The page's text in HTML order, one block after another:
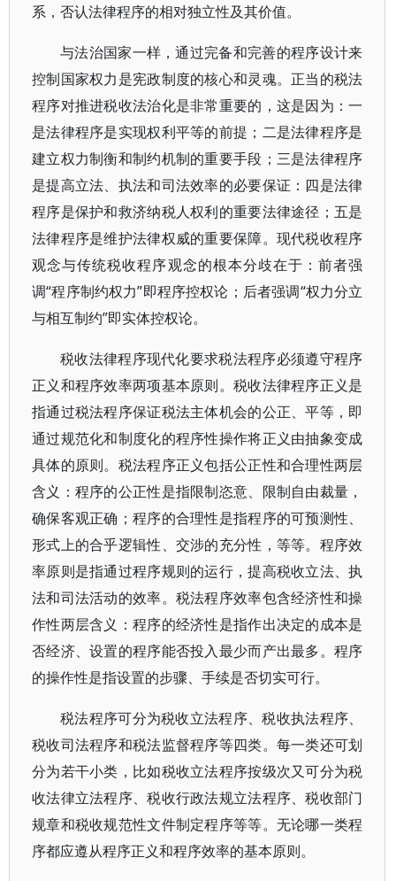
系，否认法律程序的相对独立性及其价值。
与法治国家一样，通过完备和完善的程序设计来
控制国家权力是宪政制度的核心和灵魂。正当的税法
程序对推进税收法治化是非常重要的，这是因为：一
是法律程序是实现权利平等的前提；二是法律程序是
建立权力制衡和制约机制的重要手段；三是法律程序
是提高立法、执法和司法效率的必要保证：四是法律
程序是保护和救济纳税人权利的重要法律途径；五是
法律程序是维护法律权威的重要保障。现代税收程序
观念与传统税收程序观念的根本分歧在于：前者强
调“程序制约权力”即程序控权论；后者强调“权力分立
与相互制约”即实体控权论。
税收法律程序现代化要求税法程序必须遵守程序
正义和程序效率两项基本原则。税收法律程序正义是
指通过税法程序保证税法主体机会的公正、平等，即
通过规范化和制度化的程序性操作将正义由抽象变成
具体的原则。税法程序正义包括公正性和合理性两层
含义：程序的公正性是指限制恣意、限制自由裁量，
确保客观正确；程序的合理性是指程序的可预测性、
形式上的合乎逻辑性、交涉的充分性，等等。程序效
率原则是指通过程序规则的运行，提高税收立法、执
法和司法活动的效率。税法程序效率包含经济性和操
作性两层含义：程序的经济性是指作出决定的成本是
否经济、设置的程序能否投入最少而产出最多。程序
的操作性是指设置的步骤、手续是否切实可行。
税法程序可分为税收立法程序、税收执法程序、
税收司法程序和税法监督程序等四类。每一类还可划
分为若干小类，比如税收立法程序按级次又可分为税
收法律立法程序、税收行政法规立法程序、税收部门
规章和税收规范性文件制定程序等等。无论哪一类程
序都应遵从程序正义和程序效率的基本原则。